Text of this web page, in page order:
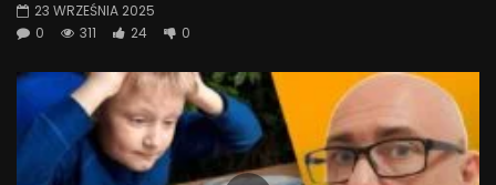
23 WRZEŚNIA 2025
0
311 24 0